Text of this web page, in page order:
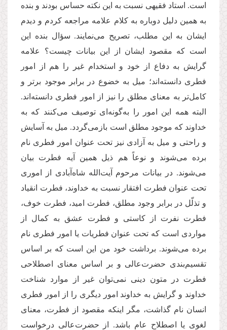
است. استاد فقیهی نسبت به این نکته حساس بودند و بنده
به همین دلیل دوباره به کلام علامه مراجعه کردم و دیدم
ایشان به این مطلب، تصریح می‌نمایند. سؤال بنده این
است که مقصود ایشان از این بیانات چیست؟‌ علامه
گرایش به دفاع از خود و استخدام غیر را هم از امور
فطری دانسته‌اند؛ میل به خضوع در برابر موجود برتر و
کامل‌تر به معنای مطلق را نیز از امور فطری دانسته‌اند.
البته همه این امور را به‌گونه‌ای توصیف می‌کنند که به
خداوند که موجود مطلق است بازمی‌گردد. میل به آسایش
و راحتی و میل به آزادی نیز تحت عنوان امور فطری نام
برده‌ می‌شوند و نوعاً‌ هم ذیل همین آیه فطرت بیان
می‌شوند. در بیانات مرحوم آیت‌الله شاه‌آبادی از اموری
تحت عنوان فطرت افتقار نسبت به خداوند، فطرت انقیاد
و تذلّل در برابر وجود مطلق، فطرت امید، فطرت خوف،
فطرت نفرت از کاستی و فطرت عشق به کمال از
مواردی است که تحت عنوان فطریات یا امور فطری نام
برده می‌شوند. برداشت خود من این است که بر اساس
تقسیم‌بندی حضرت‌عالی و بر اساس معنای اصطلاحی
فطرت در متون دینی نمی‌توان غیر از موارد شناخت
خداوند و گرایش به خداوند امور دیگری را از امور فطری
انسان نام گذاشت، مگر اینکه مقصود از فطرت، معنای
لغوی یا اصطلاح عام باشد. از حضرت‌عالی درخواست